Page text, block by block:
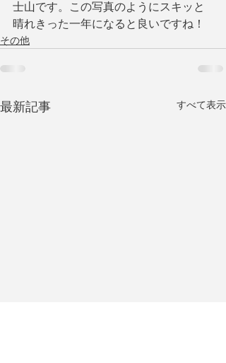
士山です。この写真のようにスキッと
晴れきった一年になると良いですね！
その他
最新記事 すべて表示